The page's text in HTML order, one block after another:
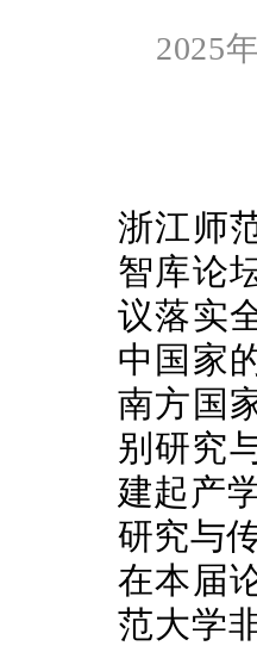
2025
浙江师
智库论
议落实
中国家
南方国
别研究
建起产
研究与
在本届
范大学